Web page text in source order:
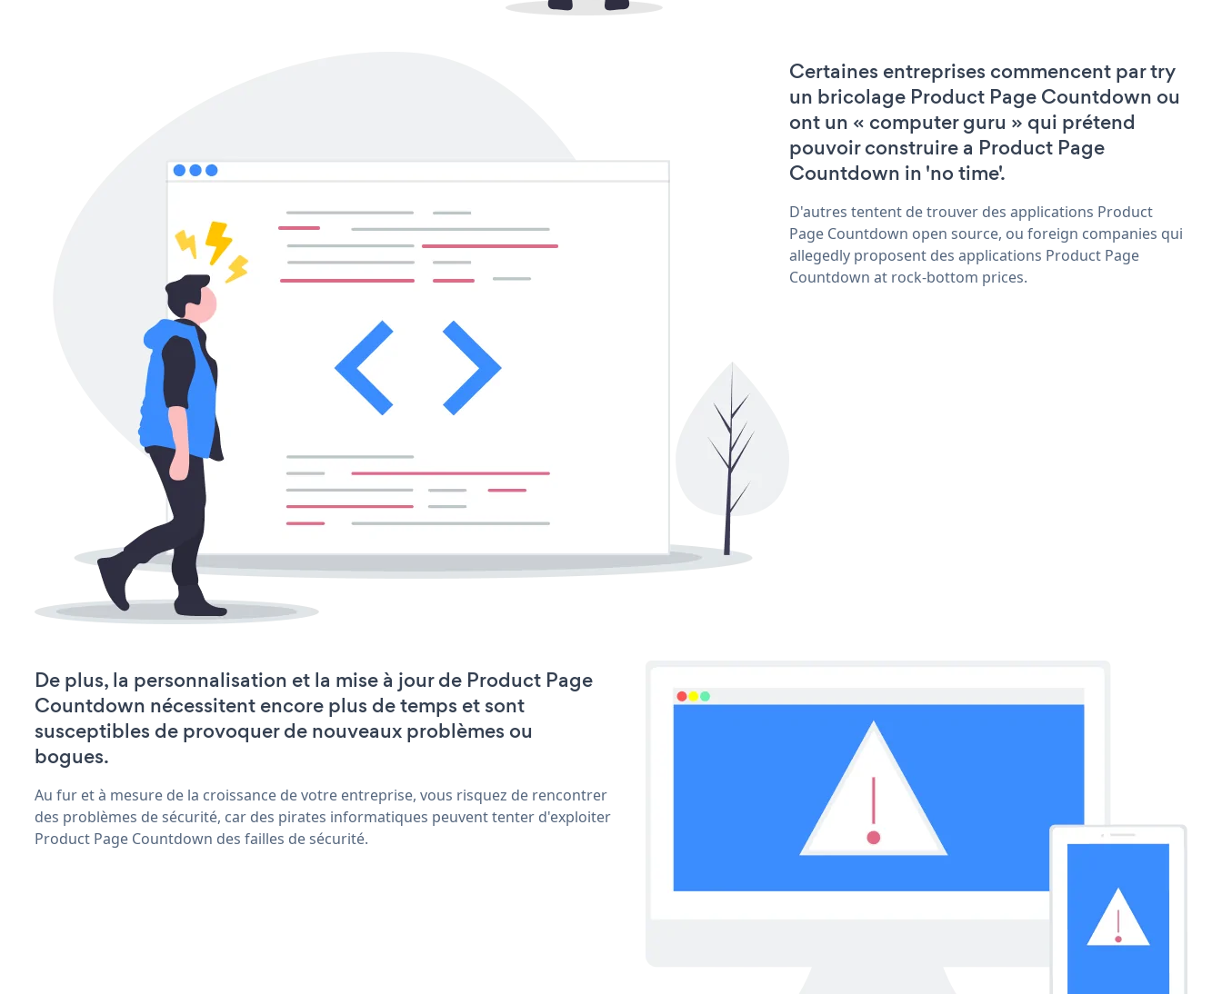
Certaines entreprises commencent par try
un bricolage Product Page Countdown ou
ont un « computer guru » qui prétend
pouvoir construire a Product Page
Countdown in 'no time'.
D'autres tentent de trouver des applications Product
Page Countdown open source, ou foreign companies qui
allegedly proposent des applications Product Page
Countdown at rock-bottom prices.
De plus, la personnalisation et la mise à jour de Product Page
Countdown nécessitent encore plus de temps et sont
susceptibles de provoquer de nouveaux problèmes ou
bogues.
Au fur et à mesure de la croissance de votre entreprise, vous risquez de rencontrer
des problèmes de sécurité, car des pirates informatiques peuvent tenter d'exploiter
Product Page Countdown des failles de sécurité.